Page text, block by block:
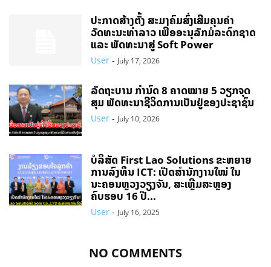
ປະກາດສ້າງຕັ້ງ ສະມາຄົມສົ່ງເສີມຄຸນຄ່າ
ວັດທະນະທຳລາວ ເພື່ອອະນຸລັກມໍລະດົກຊາດ
ແລະ ພັດທະນາສູ່ Soft Power
User - July 17, 2026
ລັດຖະບານ ກຳນົດ 8 ຄາດໝາຍ 5 ວຽກຈຸດ
ສຸມ ພັດທະນາຊີວິດການເປັນຢູ່ຂອງປະຊາຊົນ
User - July 10, 2026
ບໍລິສັດ First Lao Solutions ຂະຫຍາຍ
ການລົງທຶນ ICT: ເປີດສຳນັກງານໃໝ່ ໃນ
ນະຄອນຫຼວງວຽງຈັນ, ສະເຫຼີມສະຫຼອງ
ຄົບຮອບ 16 ປີ...
User - July 16, 2025
NO COMMENTS